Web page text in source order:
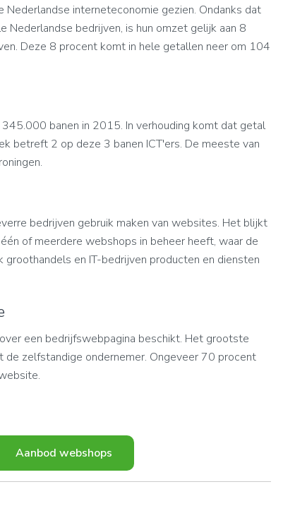
interneteconomie gezien. Ondanks dat
bedrijven, is hun omzet gelijk aan 8
Deze 8 procent komt in hele getallen neer om 104
banen in 2015. In verhouding komt dat getal
betreft 2 op deze 3 banen ICT'ers. De meeste van
bedrijven gebruik maken van websites. Het blijkt
of meerdere webshops in beheer heeft, waar de
en IT-bedrijven producten en diensten
een bedrijfswebpagina beschikt. Het grootste
zelfstandige ondernemer. Ongeveer 70 procent
Aanbod webshops